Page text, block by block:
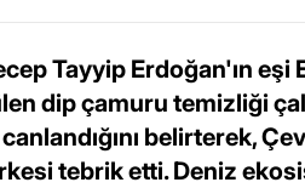
Tayyip Erdoğan'ın eşi
dip çamuru temizliği
belirterek,
tebrik etti. Deniz